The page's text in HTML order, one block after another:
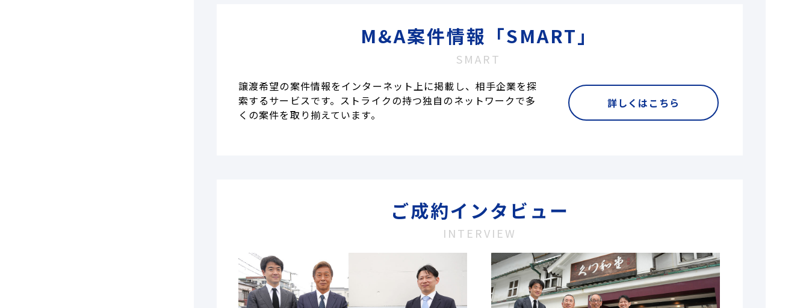
M&A案件情報「SMART」
SMART
譲渡希望の案件情報をインターネット上に掲載し、相手企業を探
索するサービスです。ストライクの持つ独自のネットワークで多
くの案件を取り揃えています。
詳しくはこちら
ご成約インタビュー
INTERVIEW